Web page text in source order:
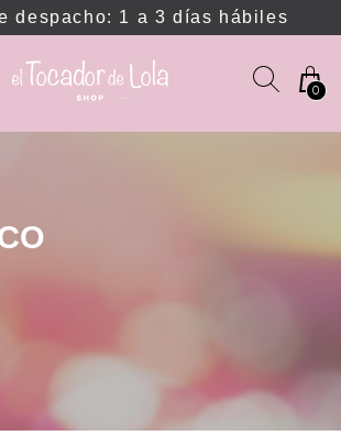
despacho: 1 a 3 días hábiles
0